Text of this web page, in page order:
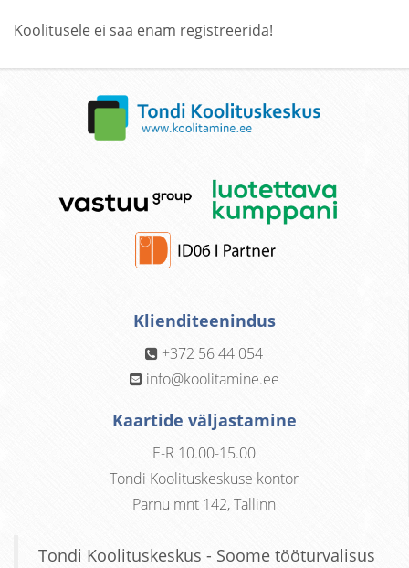
Koolitusele ei saa enam registreerida!
Klienditeenindus
+372 56 44 054
info@koolitamine.ee
Kaartide väljastamine
E-R 10.00-15.00
Tondi Koolituskeskuse kontor
Pärnu mnt 142, Tallinn
Tondi Koolituskeskus - Soome tööturvalisus